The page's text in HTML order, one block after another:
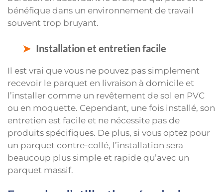
bénéfique dans un environnement de travail
souvent trop bruyant.
Installation et entretien facile
Il est vrai que vous ne pouvez pas simplement
recevoir le parquet en livraison à domicile et
l’installer comme un revêtement de sol en PVC
ou en moquette. Cependant, une fois installé, son
entretien est facile et ne nécessite pas de
produits spécifiques. De plus, si vous optez pour
un parquet contre-collé, l’installation sera
beaucoup plus simple et rapide qu’avec un
parquet massif.